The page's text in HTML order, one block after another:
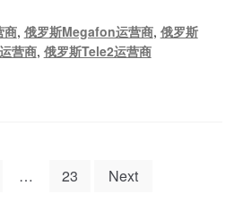
商, 俄罗斯Megafon运营商, 俄罗斯
营商, 俄罗斯Tele2运营商
… 23 Next